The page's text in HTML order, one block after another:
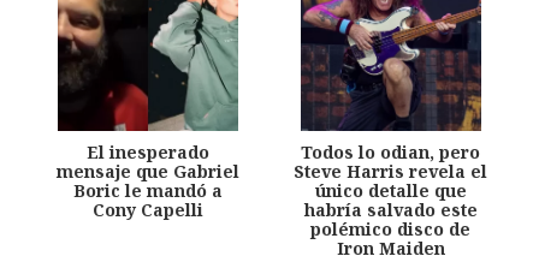
El inesperado
mensaje que Gabriel
Boric le mandó a
Cony Capelli
Todos lo odian, pero
Steve Harris revela el
único detalle que
habría salvado este
polémico disco de
Iron Maiden